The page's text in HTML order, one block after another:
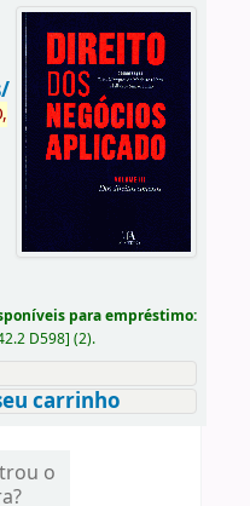
para empréstimo:
D598] (2).
carrinho
o